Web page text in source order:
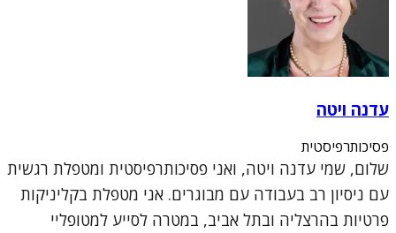
עדנה ויטה
פסיכותרפיסטית
שלום, שמי עדנה ויטה, ואני פסיכותרפיסטית ומטפלת רגשית
עם ניסיון רב בעבודה עם מבוגרים. אני מטפלת בקליניקות
פרטיות בהרצליה ובתל אביב, במטרה לסייע למטופליי